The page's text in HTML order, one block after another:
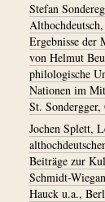
Stefan
Ergebnisse der
von Helmut
philologische
Nationen im
St.
Jochen Splett,
Beiträge zur
Schmidt-
Hauck u.a.,